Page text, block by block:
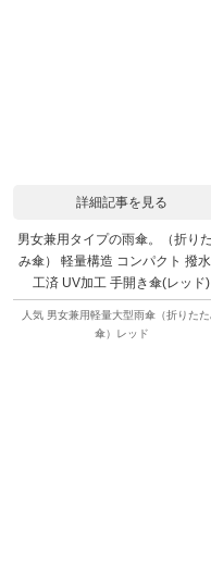
詳細記事を見る
男女兼用タイプの雨傘。（折り
み傘） 軽量構造 コンパクト 撥
工済 UV加工 手開き傘(レッド)
人気 男女兼用軽量大型雨傘（折りた
傘）レッド